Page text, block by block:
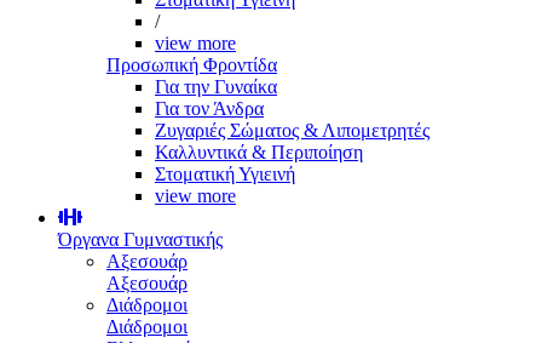
/
view more
Προσωπική Φροντίδα
Για την Γυναίκα
Για τον Άνδρα
Ζυγαριές Σώματος & Λιπομετρητές
Καλλυντικά & Περιποίηση
Στοματική Υγιεινή
view more
Όργανα Γυμναστικής
Αξεσουάρ
Αξεσουάρ
Διάδρομοι
Διάδρομοι